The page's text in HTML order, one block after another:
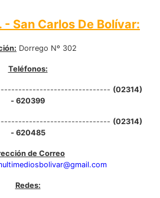
- San Carlos De Bolívar:
Dorrego Nº 302
Teléfonos:
(02314)
- 620399
(02314)
- 620485
de Correo
Redes: